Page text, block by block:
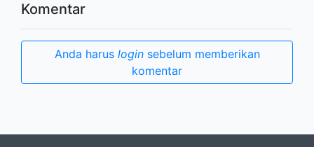
Komentar
Anda harus loginsebelum memberikan
komentar